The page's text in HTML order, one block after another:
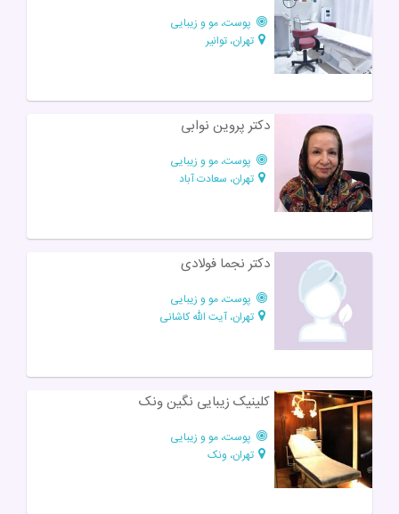
پوست، مو و زیبایی
تهران، توانیر
دکتر پروین نوابی
پوست، مو و زیبایی
تهران، سعادت آباد
دکتر نجما فولادی
پوست، مو و زیبایی
تهران، آیت الله کاشانی
کلینیک زیبایی نگین ونک
پوست، مو و زیبایی
تهران، ونک